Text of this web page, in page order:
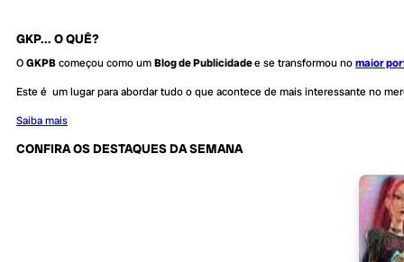
GKP... O QUÊ?
OGKPBcomeçou como umBlog de Publicidadee se transformou nomaior
Este é um lugar para abordar tudo o que acontece de mais interessante no
Saiba mais
CONFIRA OS DESTAQUES DA SEMANA